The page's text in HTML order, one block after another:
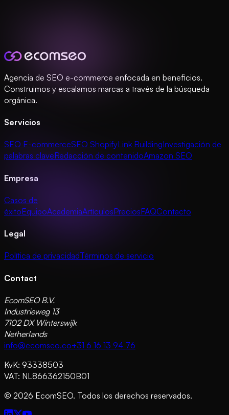
Agencia de SEO e-commerce enfocada en beneficios.
Construimos y escalamos marcas a través de la búsqueda
orgánica.
Servicios
SEO E-commerceSEO ShopifyLink BuildingInvestigación de
palabras claveRedacción de contenidoAmazon SEO
Empresa
Casos de
éxitoEquipoAcademiaArtículosPreciosFAQContacto
Legal
Política de privacidadTérminos de servicio
Contact
EcomSEO B.V.
Industrieweg 13
7102 DX Winterswijk
Netherlands
info@ecomseo.co+31 6 16 13 94 76
KvK: 93338503
VAT: NL866362150B01
© 2026 EcomSEO. Todos los derechos reservados.